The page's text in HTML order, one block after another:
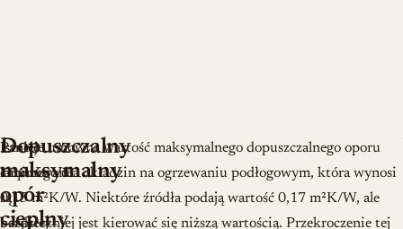
Panele
laminowane
są
bardziej
Dopuszczalny
maksymalny
opór
cieplny
Istnieje umowna wartość maksymalnego dopuszczalnego oporu
cieplnego dla okładzin na ogrzewaniu podłogowym, która wynosi
0,15 m²K/W. Niektóre źródła podają wartość 0,17 m²K/W, ale
bezpieczniej jest kierować się niższą wartością. Przekroczenie tej